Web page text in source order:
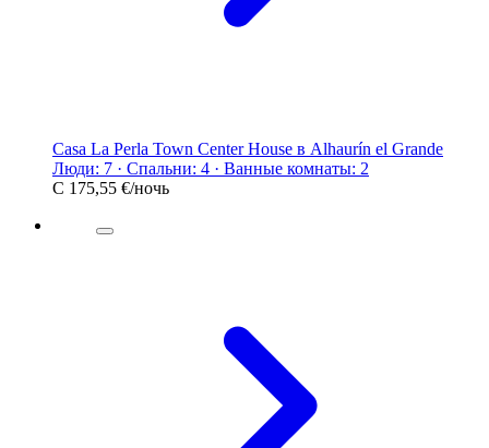
Casa La Perla Town Center House в Alhaurín el Grande
Люди: 7 · Спальни: 4 · Ванные комнаты: 2
С 175,55 €/ночь